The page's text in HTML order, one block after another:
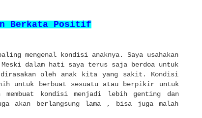
Berkata Positif
mengenal kondisi anaknya. Saya usahakan
dalam hati saya terus saja berdoa untuk
dirasakan oleh anak kita yang sakit. Kondisi
untuk berbuat sesuatu atau berpikir untuk
kondisi menjadi lebih genting dan
akan berlangsung lama , bisa juga malah